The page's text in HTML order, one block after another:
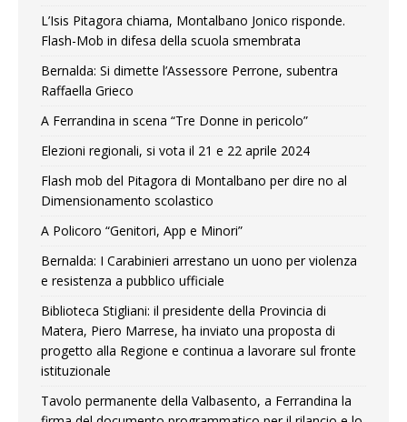
L’Isis Pitagora chiama, Montalbano Jonico risponde.
Flash-Mob in difesa della scuola smembrata
Bernalda: Si dimette l’Assessore Perrone, subentra
Raffaella Grieco
A Ferrandina in scena “Tre Donne in pericolo”
Elezioni regionali, si vota il 21 e 22 aprile 2024
Flash mob del Pitagora di Montalbano per dire no al
Dimensionamento scolastico
A Policoro “Genitori, App e Minori”
Bernalda: I Carabinieri arrestano un uono per violenza
e resistenza a pubblico ufficiale
Biblioteca Stigliani: il presidente della Provincia di
Matera, Piero Marrese, ha inviato una proposta di
progetto alla Regione e continua a lavorare sul fronte
istituzionale
Tavolo permanente della Valbasento, a Ferrandina la